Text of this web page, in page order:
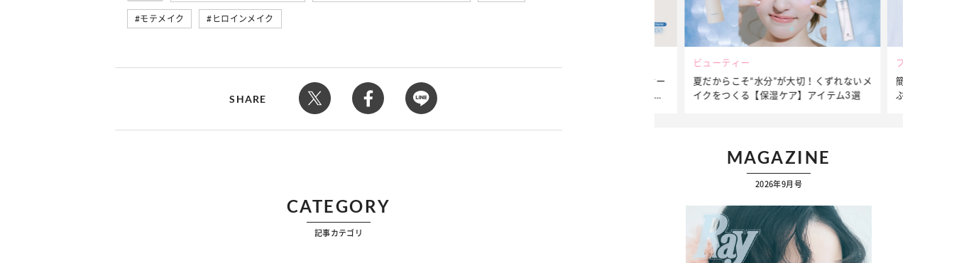
モテメイク ヒロインメイク
SHARE
れ女子が夢中な「ヌン活」の楽しみ方
【12星座別】今月の恋愛運♡ 7月23日～
8月20日の運勢は？
【Dリーグ】Ray世代注目のプロダンサー
集団♡ 各チームを彩る「イケメンダンサ
ビューティー
夏だからこそ“水分”が大切！くずれないメ
イクをつくる【保湿ケア】アイテム3選
ファッション
簡単アレン
ぷりの【そ
MAGAZINE
2026年9月号
CATEGORY
記事カテゴリ